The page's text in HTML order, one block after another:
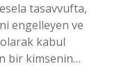
tasavvufta,
engelleyen ve
kabul
bir kimsenin…